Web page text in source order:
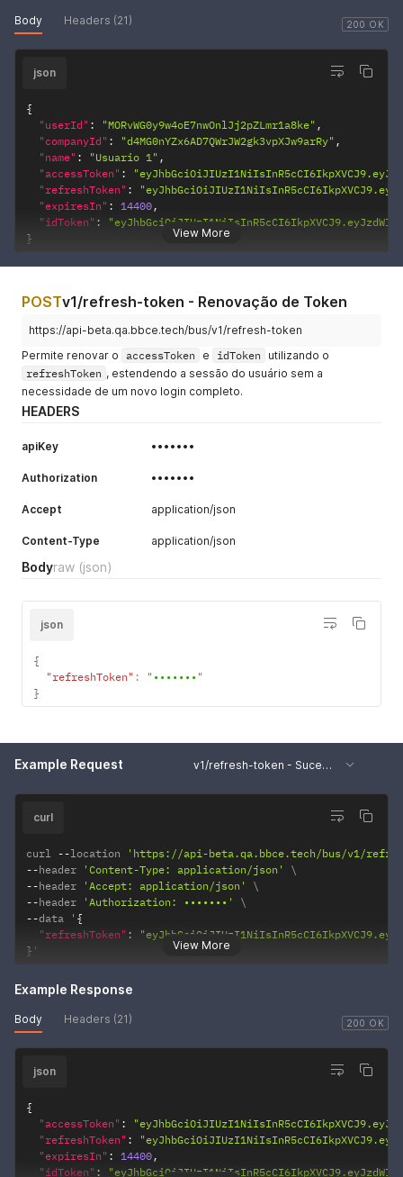
200 OK
Body Headers (21)
View More
json
{
"userId" : "MORvWG0y9w4oE7nwOnlJj2pZLmr1a8ke" ,
"companyId" : "d4MG0nYZx6AD7QWrJW2gk3vpXJw9arRy" ,
"name" : "Usuario 1" ,
"accessToken" :
"refreshToken" :
"expiresIn" : 14400,
"idToken" :
}
POSTv1/refresh-token - Renovação de Token
https://api-beta.qa.bbce.tech/bus/v1/refresh-token
Permite renovar o accessToken e idToken
utilizando o
refreshToken , estendendo a sessão do usuário sem a
necessidade de um novo login completo.
HEADERS
apiKey •••••••
Authorization •••••••
Accept application/json
Content-Type application/json
Bodyraw (json)
json
{
"refreshToken" :
"•••••••"
}
Example Request v1/refresh-token - Sucesso
View More
curl
curl --location
'https://api-beta.qa.bbce.tech/bus/v1/
--header 'Content-Type: application/json'
--header 'Accept: application/json'
--header 'Authorization: •••••••'
--data ' {
"refreshToken" :
} '
200 OK
Example Response
Body Headers (21)
json
{
"accessToken" :
"refreshToken" :
"expiresIn" : 14400,
"idToken" :